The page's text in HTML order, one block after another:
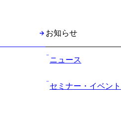
お知らせ
ニュース
セミナー・イベント